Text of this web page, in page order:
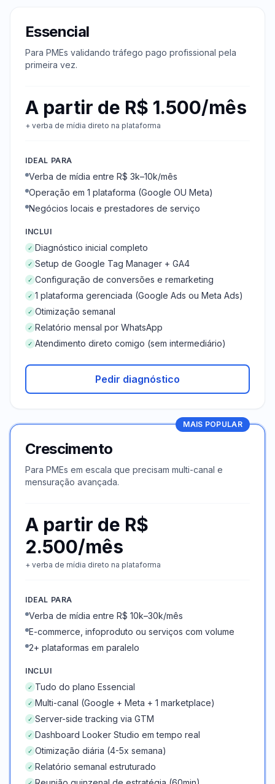
Essencial
Para PMEs validando tráfego pago profissional pela
primeira vez.
A partir de R$ 1.500/mês
+ verba de mídia direto na plataforma
IDEAL PARA
Verba de mídia entre R$ 3k–10k/mês
Operação em 1 plataforma (Google OU Meta)
Negócios locais e prestadores de serviço
INCLUI
✓ Diagnóstico inicial completo
✓ Setup de Google Tag Manager + GA4
✓ Configuração de conversões e remarketing
✓ 1 plataforma gerenciada (Google Ads ou Meta Ads)
✓ Otimização semanal
✓ Relatório mensal por WhatsApp
✓ Atendimento direto comigo (sem intermediário)
Pedir diagnóstico
MAIS POPULAR
Crescimento
Para PMEs em escala que precisam multi-canal e
mensuração avançada.
A partir de R$
2.500/mês
+ verba de mídia direto na plataforma
IDEAL PARA
Verba de mídia entre R$ 10k–30k/mês
E-commerce, infoproduto ou serviços com volume
2+ plataformas em paralelo
INCLUI
✓ Tudo do plano Essencial
✓ Multi-canal (Google + Meta + 1 marketplace)
✓ Server-side tracking via GTM
✓ Dashboard Looker Studio em tempo real
✓ Otimização diária (4-5x semana)
✓ Relatório semanal estruturado